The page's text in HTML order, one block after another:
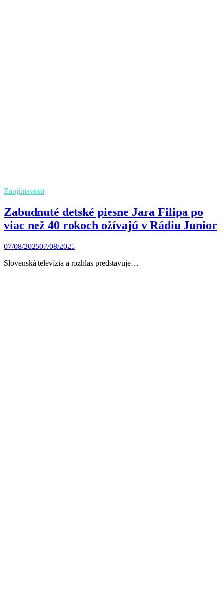
Zaujímavosti
Zabudnuté detské piesne Jara Filipa po
viac než 40 rokoch ožívajú v Rádiu Junior
07/08/202507/08/2025
Slovenská televízia a rozhlas predstavuje…